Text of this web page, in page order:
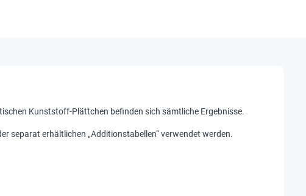
Kunststoff-Plättchen befinden sich sämtliche Ergebnisse.
separat erhältlichen „Additionstabellen“ verwendet werden.